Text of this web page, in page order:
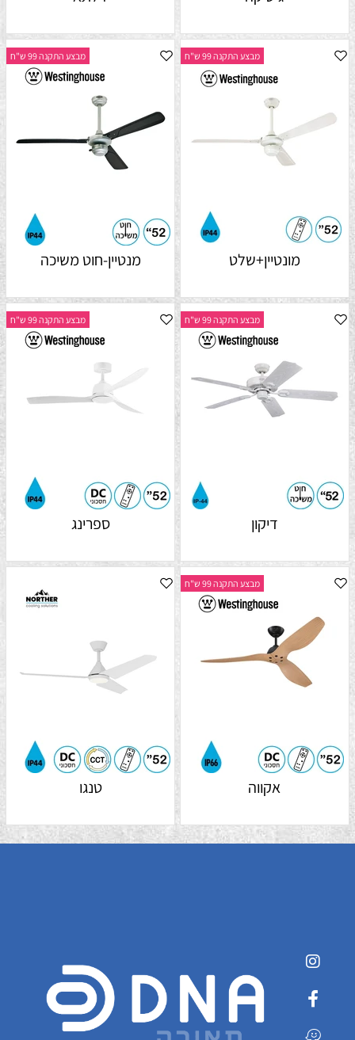
מבצע התקנה 99 ש"ח
מונטיין+שלט
מבצע התקנה 99 ש"ח
מנטיין-חוט משיכה
מבצע התקנה 99 ש"ח
דיקון
מבצע התקנה 99 ש"ח
ספרינג
מבצע התקנה 99 ש"ח
אקווה טנגו